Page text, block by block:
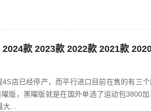
店已经停产，而平行进口目前在售的有三个
版，黑曜版就是在国外单选了运动包3800
...